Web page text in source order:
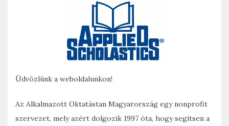
Üdvözlünk a weboldalunkon!
Az Alkalmazott Oktatástan Magyarország egy nonprofit
szervezet, mely azért dolgozik 1997 óta, hogy segítsen a